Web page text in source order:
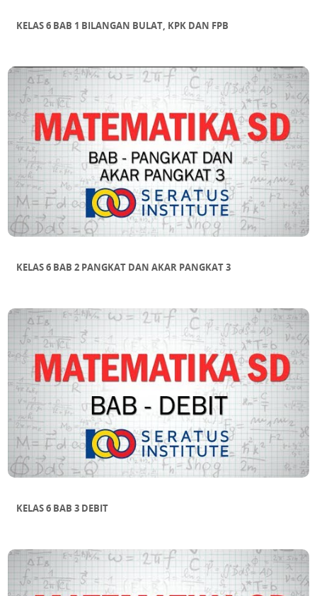
KELAS 6 BAB 1 BILANGAN BULAT, KPK DAN FPB
KELAS 6 BAB 2 PANGKAT DAN AKAR PANGKAT 3
KELAS 6 BAB 3 DEBIT